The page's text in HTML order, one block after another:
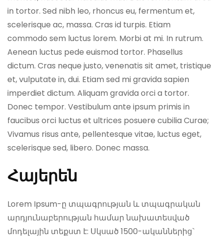
in tortor. Sed nibh leo, rhoncus eu, fermentum et,
scelerisque ac, massa. Cras id turpis. Etiam
commodo sem luctus lorem. Morbi at mi. In rutrum.
Aenean luctus pede euismod tortor. Phasellus
dictum. Cras neque justo, venenatis sit amet, tristique
et, vulputate in, dui. Etiam sed mi gravida sapien
imperdiet dictum. Aliquam gravida orci a tortor.
Donec tempor. Vestibulum ante ipsum primis in
faucibus orci luctus et ultrices posuere cubilia Curae;
Vivamus risus ante, pellentesque vitae, luctus eget,
scelerisque sed, libero. Donec massa.
Հայերեն
Lorem Ipsum-ը տպագրության և տպագրական
արդյունաբերության համար նախատեսված
մոդելային տեքստ է: Սկսած 1500-ականներից`